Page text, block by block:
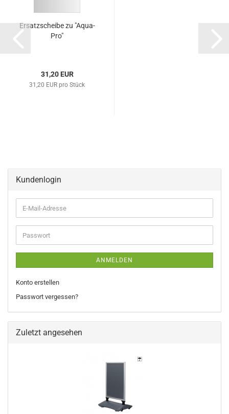
Ersatzscheibe zu "Aqua-
Pro"
31,20 EUR
31,20 EUR pro Stück
Kundenlogin
E-
Mail-
Adresse
Passwort
ANMELDEN
Konto erstellen
Passwort vergessen?
Zuletzt angesehen